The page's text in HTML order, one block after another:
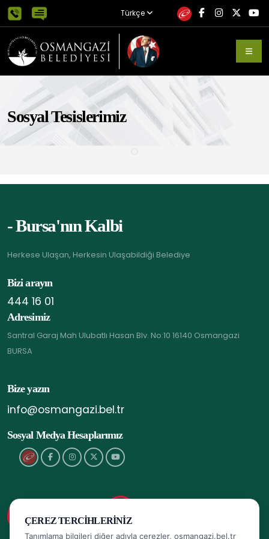
Türkçe
Sosyal Tesislerimiz
- Bursa'nın Kalbi
Herkese Ulaşan, Herkesin Ulaşabildiği Belediye
Bizi arayın
444 16 01
Adresimiz
Santral Garaj Mah Ulubatlı Hasan Blv. No:10 16140 Osmangazi
BURSA
Bize yazın
info@osmangazi.bel.tr
Sosyal Medya Hesaplarımız
ÇEREZ TERCIHLERINIZ
Tanımlama bilgileri diğer adıyla çerezler, osmangazi.bel.tr